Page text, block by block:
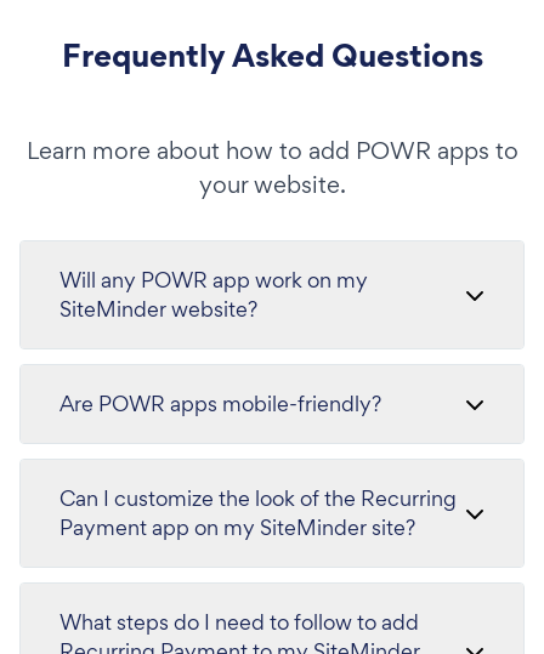
Frequently Asked Questions
Learn more about how to add POWR apps to
your website.
Will any POWR app work on my
SiteMinder website?
Are POWR apps mobile-friendly?
Can I customize the look of the Recurring
Payment app on my SiteMinder site?
What steps do I need to follow to add